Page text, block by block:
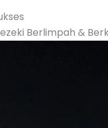
Berlimpah &